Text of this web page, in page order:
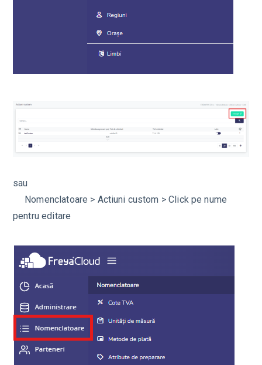
sau
Nomenclatoare > Actiuni custom > Click pe nume
pentru editare